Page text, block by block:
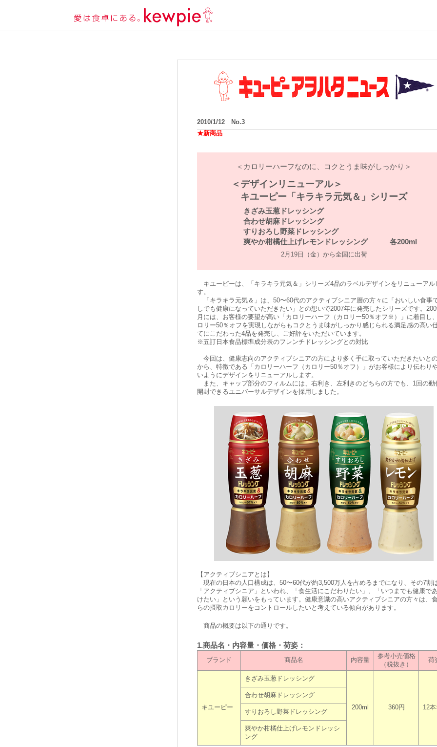
2010/1/12 No.3
★新商品
＜カロリーハーフなのに、コクとうま味がしっかり＞
＜デザインリニューアル＞
キユーピー「キラキラ元気＆」シリーズ
きざみ玉葱ドレッシング
合わせ胡麻ドレッシング
すりおろし野菜ドレッシング
爽やか柑橘仕上げレモンドレッシング 各200ml
2月19日（金）から全国に出荷
キユーピーは、「キラキラ元気＆」シリーズ4品のラベルデザインをリニューアル
す。
「キラキラ元気＆」は、50〜60代のアクティブシニア層の方々に「おいしい食事
しでも健康になっていただきたい」との想いで2007年に発売したシリーズです。
月には、お客様の要望が高い「カロリーハーフ（カロリー50％オフ※）」に着目し
ロリー50％オフを実現しながらもコクとうま味がしっかり感じられる満足感の高い
てにこだわった4品を発売し、ご好評をいただいています。
※五訂日本食品標準成分表のフレンチドレッシングとの対比
今回は、健康志向のアクティブシニアの方により多く手に取っていただきたいと
から、特徴である「カロリーハーフ（カロリー50％オフ）」がお客様により伝わり
いようにデザインをリニューアルします。
また、キャップ部分のフィルムには、右利き、左利きのどちらの方でも、1回の動
開封できるユニバーサルデザインを採用しました。
【アクティブシニアとは】
現在の日本の人口構成は、50〜60代が約3,500万人を占めるまでになり、その7割
「アクティブシニア」といわれ、「食生活にこだわりたい」、「いつまでも健康で
けたい」という願いをもっています。健康意識の高いアクティブシニアの方々は、
らの摂取カロリーをコントロールしたいと考えている傾向があります。
商品の概要は以下の通りです。
1.商品名・内容量・価格・荷姿：
ブランド 商品名 内容量
参考小売価格
（税抜き）
荷
キユーピー
きざみ玉葱ドレッシング
200ml 360円 12
合わせ胡麻ドレッシング
すりおろし野菜ドレッシング
爽やか柑橘仕上げレモンドレッシ
ング